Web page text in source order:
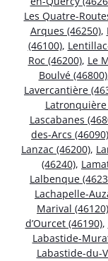
Les Quatre-
Arques (46250),
(46100),
Roc (46200), Le
Boulvé (46800)
Lavercantière
Latronquière
Lascabanes
des-Arcs (46090)
Lanzac (46200),
(46240),
Lalbenque
Lachapelle-
Marival (46120)
d’Ourcet (46190),
Labastide-
Labastide-du-